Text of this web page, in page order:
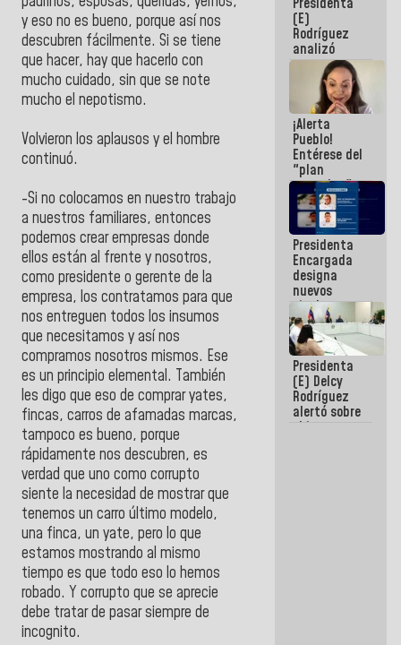
y eso no es bueno, porque así nos
descubren fácilmente. Si se tiene
que hacer, hay que hacerlo con
mucho cuidado, sin que se note
mucho el nepotismo.
Volvieron los aplausos y el hombre
continuó.
-Si no colocamos en nuestro trabajo
a nuestros familiares, entonces
podemos crear empresas donde
ellos están al frente y nosotros,
como presidente o gerente de la
empresa, los contratamos para que
nos entreguen todos los insumos
que necesitamos y así nos
compramos nosotros mismos. Ese
es un principio elemental. También
les digo que eso de comprar yates,
fincas, carros de afamadas marcas,
tampoco es bueno, porque
rápidamente nos descubren, es
verdad que uno como corrupto
siente la necesidad de mostrar que
tenemos un carro último modelo,
una finca, un yate, pero lo que
estamos mostrando al mismo
tiempo es que todo eso lo hemos
robado. Y corrupto que se aprecie
debe tratar de pasar siempre de
incognito.
sabemos si
la semana
que viene
hay
programa
(E)
Rodríguez
analizó
junto a
gobernadores
planes de
recuperación
del Sistema
Eléctrico
Nacional
¡Alerta
Pueblo!
Entérese del
"plan
enjambre"
de La Sayo
para
sabotear el
diálogo y
promover el
caos
Presidenta
Encargada
designa
nuevos
titulares en
el
Viceministerio
de Energía
Eléctrica y
CORPOELEC
Presidenta
(E) Delcy
Rodríguez
alertó sobre
el impacto